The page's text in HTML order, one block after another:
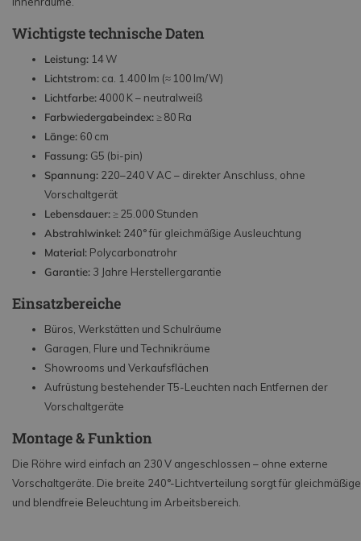
Wichtigste technische Daten
Leistung: 14 W
Lichtstrom: ca. 1.400 lm (≈ 100 lm/W)
Lichtfarbe:4000 K – neutralweiß
Farbwiedergabeindex:≥ 80 Ra
Länge: 60 cm
Fassung: G5 (bi-pin)
Spannung: 220–240 V AC – direkter Anschluss, ohne
Vorschaltgerät
Lebensdauer:≥ 25.000 Stunden
Abstrahlwinkel: 240° für gleichmäßige Ausleuchtung
Material: Polycarbonatrohr
Garantie: 3 Jahre Herstellergarantie
Einsatzbereiche
Büros, Werkstätten und Schulräume
Garagen, Flure und Technikräume
Showrooms und Verkaufsflächen
Aufrüstung bestehender T5-Leuchten nach Entfernen der
Vorschaltgeräte
Montage & Funktion
Die Röhre wird einfach an 230 V angeschlossen – ohne externe
Vorschaltgeräte. Die breite 240°-Lichtverteilung sorgt für gleichmäßige
und blendfreie Beleuchtung im Arbeitsbereich.